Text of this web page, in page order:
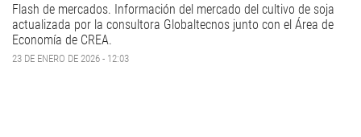
Flash de mercados. Información del mercado del cultivo de soja
actualizada por la consultora Globaltecnos junto con el Área de
Economía de CREA.
23 DE ENERO DE 2026 - 12:03